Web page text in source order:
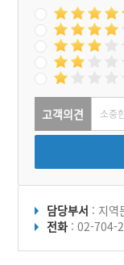
고객의견
담당부서 : 지역
전화 : 02-704-